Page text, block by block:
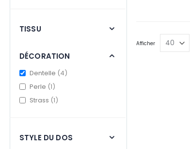
Afficher
TISSU
DÉCORATION
Dentelle 4items
Perle 1item
Strass 1item
STYLE DU DOS